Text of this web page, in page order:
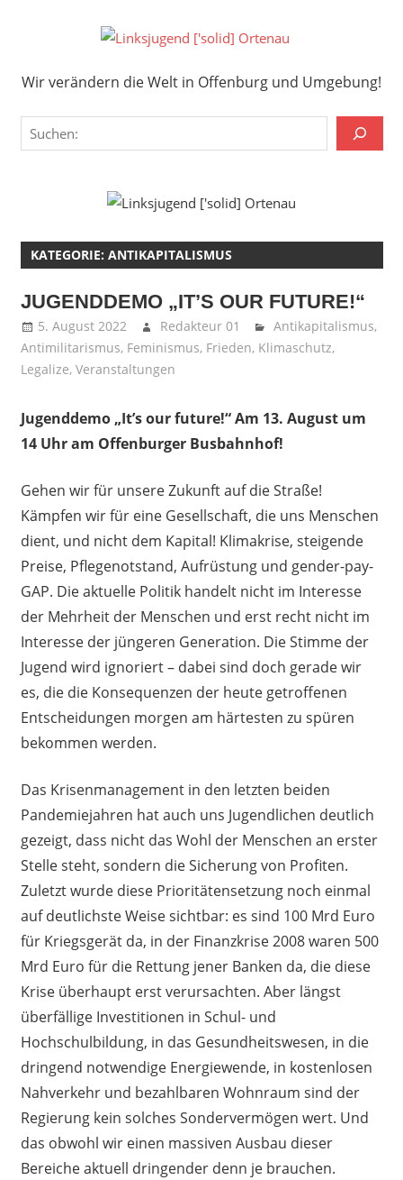
Wir verändern die Welt in Offenburg und Umgebung!
KATEGORIE: ANTIKAPITALISMUS
JUGENDDEMO „IT’S OUR FUTURE!“
5. August 2022 Redakteur 01 Antikapitalismus,
Antimilitarismus, Feminismus, Frieden, Klimaschutz,
Legalize, Veranstaltungen
Jugenddemo „It’s our future!“ Am 13. August um
14 Uhr am Offenburger Busbahnhof!
Gehen wir für unsere Zukunft auf die Straße!
Kämpfen wir für eine Gesellschaft, die uns Menschen
dient, und nicht dem Kapital! Klimakrise, steigende
Preise, Pflegenotstand, Aufrüstung und gender-pay-
GAP. Die aktuelle Politik handelt nicht im Interesse
der Mehrheit der Menschen und erst recht nicht im
Interesse der jüngeren Generation. Die Stimme der
Jugend wird ignoriert – dabei sind doch gerade wir
es, die die Konsequenzen der heute getroffenen
Entscheidungen morgen am härtesten zu spüren
bekommen werden.
Das Krisenmanagement in den letzten beiden
Pandemiejahren hat auch uns Jugendlichen deutlich
gezeigt, dass nicht das Wohl der Menschen an erster
Stelle steht, sondern die Sicherung von Profiten.
Zuletzt wurde diese Prioritätensetzung noch einmal
auf deutlichste Weise sichtbar: es sind 100 Mrd Euro
für Kriegsgerät da, in der Finanzkrise 2008 waren 500
Mrd Euro für die Rettung jener Banken da, die diese
Krise überhaupt erst verursachten. Aber längst
überfällige Investitionen in Schul- und
Hochschulbildung, in das Gesundheitswesen, in die
dringend notwendige Energiewende, in kostenlosen
Nahverkehr und bezahlbaren Wohnraum sind der
Regierung kein solches Sondervermögen wert. Und
das obwohl wir einen massiven Ausbau dieser
Bereiche aktuell dringender denn je brauchen.